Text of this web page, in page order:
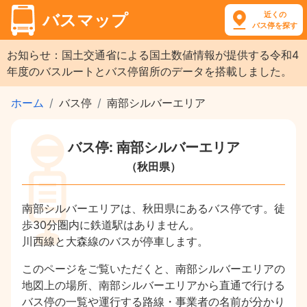
バスマップ
近くの
バス停を探す
お知らせ：国土交通省による国土数値情報が提供する令和4
年度のバスルートとバス停留所のデータを搭載しました。
ホーム バス停 南部シルバーエリア
バス停: 南部シルバーエリア
（秋田県）
南部シルバーエリアは、秋田県にあるバス停です。徒
歩30分圏内に鉄道駅はありません。
川西線と大森線のバスが停車します。
このページをご覧いただくと、南部シルバーエリアの
地図上の場所、南部シルバーエリアから直通で行ける
バス停の一覧や運行する路線・事業者の名前が分かり